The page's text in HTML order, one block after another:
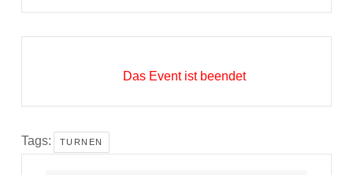
Das Event ist beendet
Tags: TURNEN